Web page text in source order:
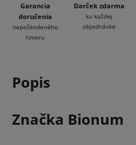
Garancia
doručenia
nepoškodeného
tovaru
Darček zdarma
ku každej
objednávke
Popis
Značka Bionum